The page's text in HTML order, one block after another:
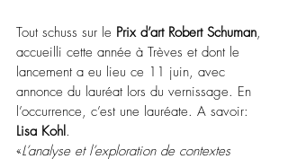
Tout schuss sur le Prix d’art Robert Schuman,
accueilli cette année à Trèves et dont le
lancement a eu lieu ce 11 juin, avec
annonce du lauréat lors du vernissage. En
l’occurrence, c’est une lauréate. A savoir:
Lisa Kohl.
«L’analyse et l’exploration de contextes